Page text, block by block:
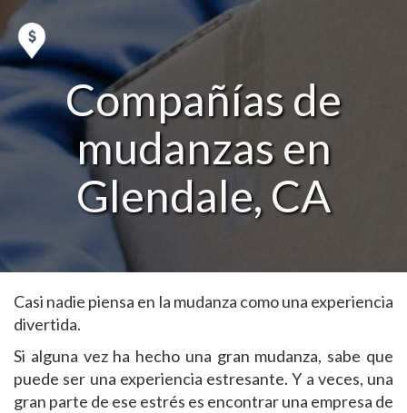
Compañías de
mudanzas en
Glendale, CA
Casi nadie piensa en la mudanza como una experiencia
divertida.
Si alguna vez ha hecho una gran mudanza, sabe que
puede ser una experiencia estresante. Y a veces, una
gran parte de ese estrés es encontrar una empresa de